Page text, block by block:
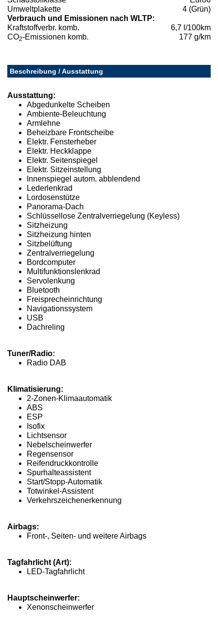
Umweltplakette
4 (Grün)
Verbrauch und Emissionen nach WLTP:
Kraftstoffverbr. komb.
6,7 l/100km
CO2-Emissionen komb. 177 g/km
Beschreibung / Ausstattung
Ausstattung:
Abgedunkelte Scheiben
Ambiente-Beleuchtung
Armlehne
Beheizbare Frontscheibe
Elektr. Fensterheber
Elektr. Heckklappe
Elektr. Seitenspiegel
Elektr. Sitzeinstellung
Innenspiegel autom. abblendend
Lederlenkrad
Lordosenstütze
Panorama-Dach
Schlüssellose Zentralverriegelung (Keyless)
Sitzheizung
Sitzheizung hinten
Sitzbelüftung
Zentralverriegelung
Bordcomputer
Multifunktionslenkrad
Servolenkung
Bluetooth
Freisprecheinrichtung
Navigationssystem
USB
Dachreling
Tuner/Radio:
Radio DAB
Klimatisierung:
2-Zonen-Klimaautomatik
ABS
ESP
Isofix
Lichtsensor
Nebelscheinwerfer
Regensensor
Reifendruckkontrolle
Spurhalteassistent
Start/Stopp-Automatik
Totwinkel-Assistent
Verkehrszeichenerkennung
Airbags:
Front-, Seiten- und weitere Airbags
Tagfahrlicht (Art):
LED-Tagfahrlicht
Hauptscheinwerfer:
Xenonscheinwerfer